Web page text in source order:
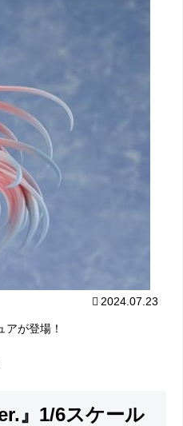
2024.07.23
が登場！
』1/6スケール